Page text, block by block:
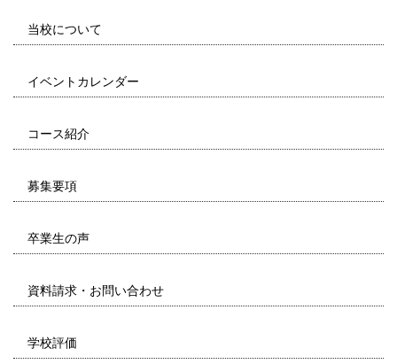
当校について
イベントカレンダー
コース紹介
募集要項
卒業生の声
資料請求・お問い合わせ
学校評価